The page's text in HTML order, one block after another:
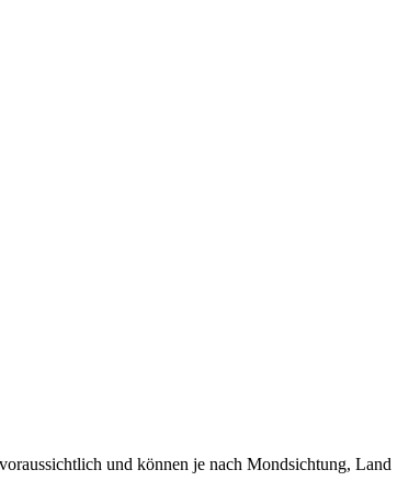
und können je nach Mondsichtung, Land